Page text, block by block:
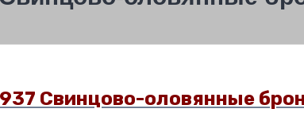
Свинцово-оловянные